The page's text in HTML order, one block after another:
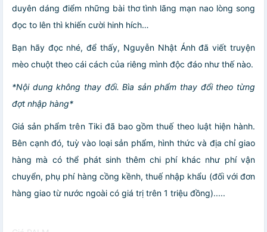
duyên dáng điểm những bài thơ tình lãng mạn nao lòng song
đọc to lên thì khiến cười hinh hích…
Bạn hãy đọc nhé, để thấy, Nguyễn Nhật Ánh đã viết truyện
mèo chuột theo cái cách của riêng mình độc đáo như thế nào.
*Nội dung không thay đổi. Bìa sản phẩm thay đổi theo từng
đợt nhập hàng*
Giá sản phẩm trên Tiki đã bao gồm thuế theo luật hiện hành.
Bên cạnh đó, tuỳ vào loại sản phẩm, hình thức và địa chỉ giao
hàng mà có thể phát sinh thêm chi phí khác như phí vận
chuyển, phụ phí hàng cồng kềnh, thuế nhập khẩu (đối với đơn
hàng giao từ nước ngoài có giá trị trên 1 triệu đồng).....